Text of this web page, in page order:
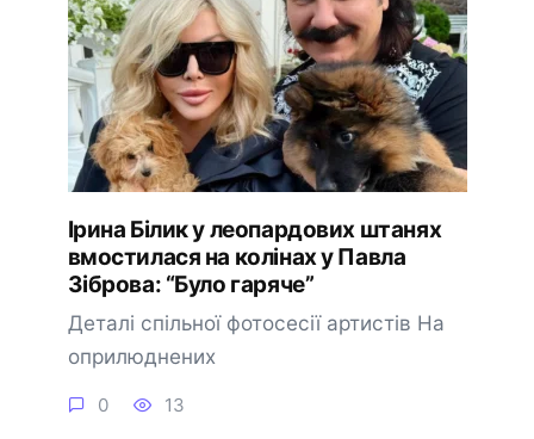
Ірина Білик у леопардових штанях
вмостилася на колінах у Павла
Зіброва: “Було гаряче”
Деталі спільної фотосесії артистів На
оприлюднених
0 13
🔔 Підписатися